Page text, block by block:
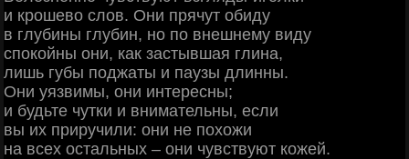
и крошево слов. Они прячут обиду
в глубины глубин, но по внешнему виду
спокойны они, как застывшая глина,
лишь губы поджаты и паузы длинны.
Они уязвимы, они интересны;
и будьте чутки и внимательны, если
вы их приручили: они не похожи
на всех остальных – они чувствуют кожей.